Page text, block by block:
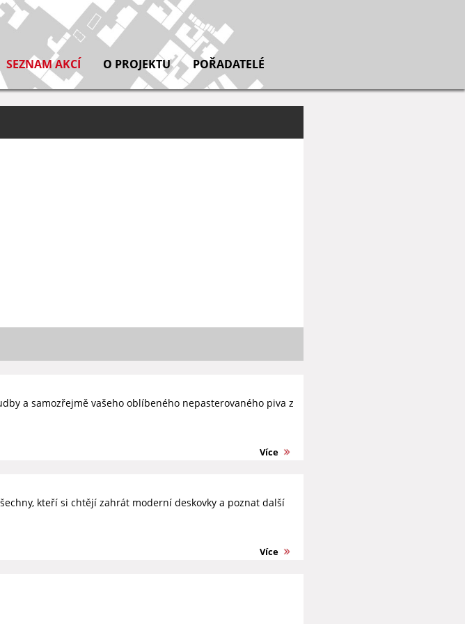
SEZNAM AKCÍ O PROJEKTU POŘADATELÉ
a samozřejmě vašeho oblíbeného nepasterovaného piva z
Více
kteří si chtějí zahrát moderní deskovky a poznat další
Více